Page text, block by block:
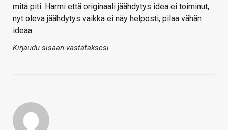
mitä piti. Harmi että originaali jäähdytys idea ei toiminut,
nyt oleva jäähdytys vaikka ei näy helposti, pilaa vähän
ideaa.
Kirjaudu sisään vastataksesi